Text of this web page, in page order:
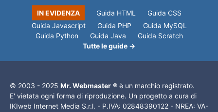
IN EVIDENZA Guida HTML
Guida CSS
Guida Javascript
Guida PHP
Guida MySQL
Guida Python
Guida Java
Guida Scratch
Tutte le guide →
© 2003 - 2025 Mr. Webmaster ® è un marchio registrato.
E' vietata ogni forma di riproduzione. Un progetto a cura di
IKIweb Internet Media S.r.l. - P.IVA: 02848390122 - NREA: VA-